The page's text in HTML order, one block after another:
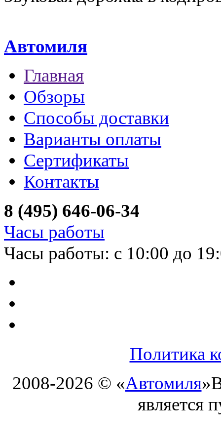
Автомиля
Главная
Обзоры
Способы доставки
Варианты оплаты
Сертификаты
Контакты
8 (495) 646-06-34
Часы работы
Часы работы: с 10:00 до
Политика
2008-2026 © «Автомиля»
является